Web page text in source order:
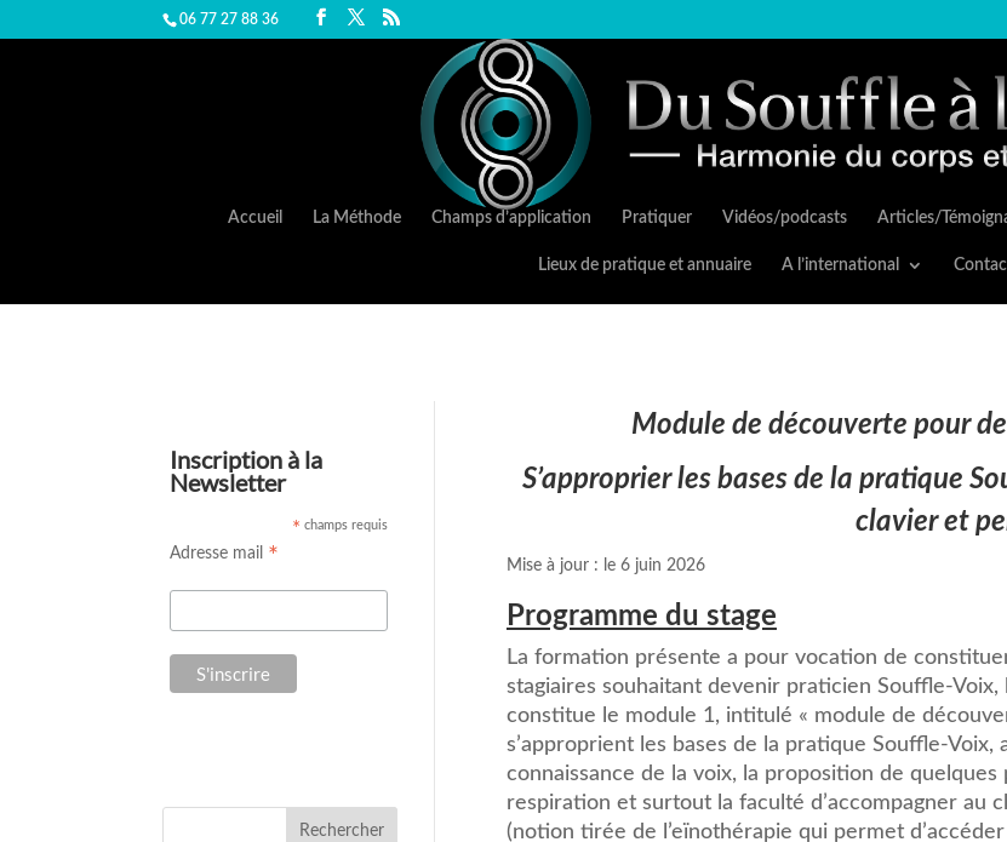
06 77 27 88 36
Accueil La Méthode Champs d’application Pratiquer Vidéos/podcasts Articles/
Lieux de pratique et annuaire A l’international
Inscription à la
Newsletter
* champs requis
Adresse mail *
Rechercher
Module de découverte pour
S’approprier les bases de la pratique
clavier et
Mise à jour : le 6 juin 2026
Programme du stage
La formation présente a pour vocation de
stagiaires souhaitant devenir praticien Souffle-
constitue le module 1, intitulé « module de
s’approprient les bases de la pratique Souffle-
connaissance de la voix, la proposition de
respiration et surtout la faculté d’accompagner au
(notion tirée de l’eïnothérapie qui permet